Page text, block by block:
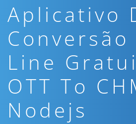
Aplicativo
Conversão
Line
OTT To
Nodejs